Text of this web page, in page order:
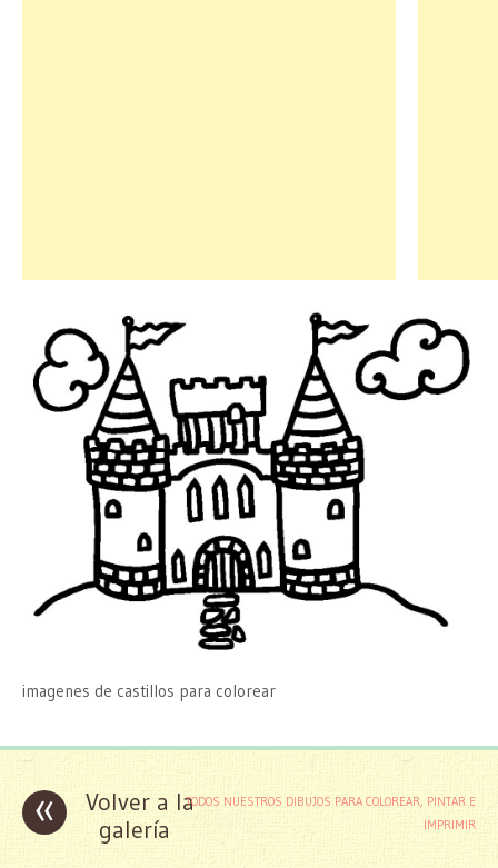
imagenes de castillos para colorear
«
Volver a la
galería
TODOS NUESTROS DIBUJOS PARA COLOREAR, PINTAR E
IMPRIMIR